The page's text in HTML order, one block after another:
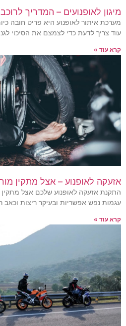
מיגון לאופנועים – המדריך לרוכב
מערכת איתור לאופנוע היא פריט חובה
עוד צריך לדעת כדי לצמצם את הסיכוי
קרא עוד »
אזעקה לאופנוע – אצל מתקין
התקנת אזעקה לאופנוע שלכם אצל
עגמות נפש אפשריות ובעיקר ריצות וכאב
קרא עוד »